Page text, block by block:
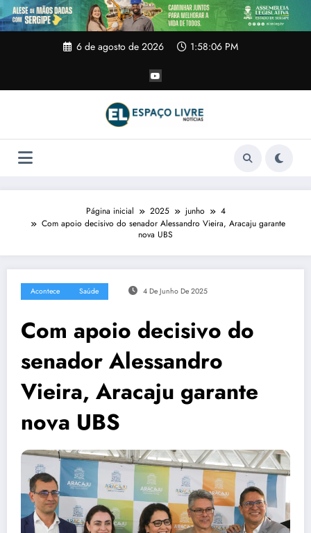
Pular
para
o
6 de agosto de 2026 1:58:06 PM
Página inicial 2025 junho
4
Com apoio decisivo do senador Alessandro Vieira, Aracaju garante
nova UBS
Acontece Saúde 4 De Junho De 2025
Com apoio decisivo do
senador Alessandro
Vieira, Aracaju garante
nova UBS